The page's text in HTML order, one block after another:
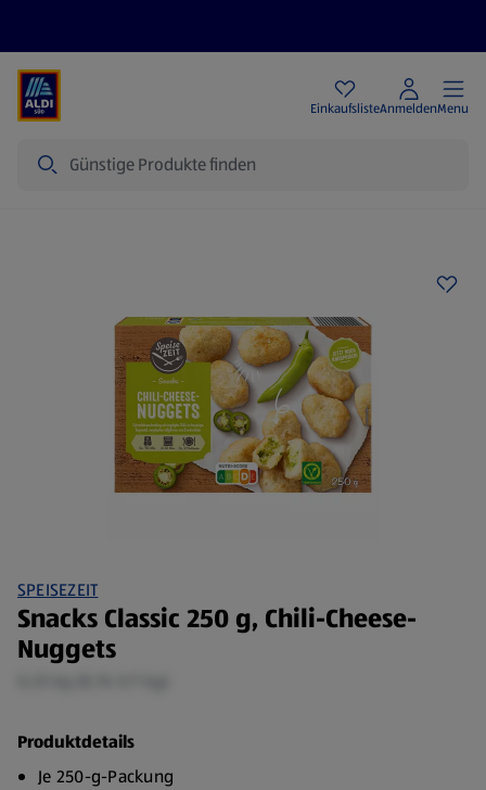
EinkaufslisteAnmeldenMenu
SPEISEZEIT
Snacks Classic 250 g, Chili-Cheese-
Nuggets
Produktdetails
Je 250-g-Packung